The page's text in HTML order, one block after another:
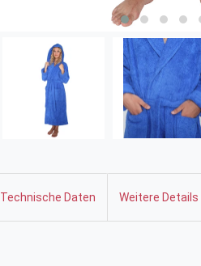
Technische Daten Weitere Details